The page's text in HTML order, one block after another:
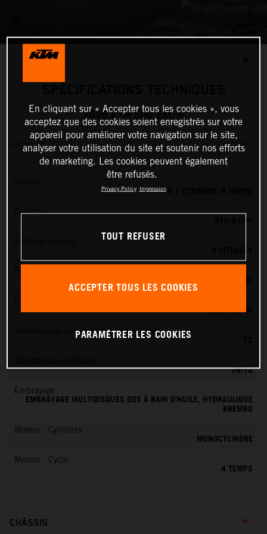
2025 KTM 500 EXC-F
MOTEUR
MOTEUR 1 CYLINDRE, 4 TEMPS
Cylindrée
KEIHIN EFI, CORPS DE PAPILLON 42 MM
EMS KEIHIN
Transmission primaire dents embrayage
29:72
Embrayage
EMBRAYAGE MULTIDISQUES DDS À BAIN D’HUILE, HYDRAULIQUE
BREMBO
Moteur - Cylindres
MONOCYLINDRE
Moteur - Cycle
4 TEMPS
CHÂSSIS
En cliquant sur « Accepter tous les cookies », vous
acceptez que des cookies soient enregistrés sur votre
appareil pour améliorer votre navigation sur le site,
analyser votre utilisation du site et soutenir nos efforts
de marketing. Les cookies peuvent également
être refusés.
Privacy Policy Impression
TOUT REFUSER
ACCEPTER TOUS LES COOKIES
PARAMÉTRER LES COOKIES